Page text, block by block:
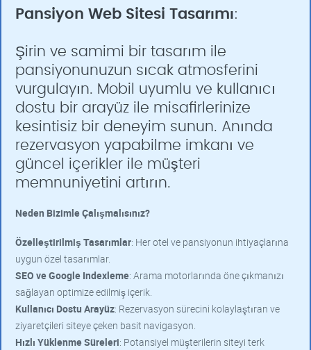
Pansiyon Web Sitesi Tasarımı:
Şirin ve samimi bir tasarım ile
pansiyonunuzun sıcak atmosferini
vurgulayın. Mobil uyumlu ve kullanıcı
dostu bir arayüz ile misafirlerinize
kesintisiz bir deneyim sunun. Anında
rezervasyon yapabilme imkanı ve
güncel içerikler ile müşteri
memnuniyetini artırın.
Neden Bizimle Çalışmalısınız?
Özelleştirilmiş Tasarımlar: Her otel ve pansiyonun ihtiyaçlarına
uygun özel tasarımlar.
SEO ve Google Indexleme: Arama motorlarında öne çıkmanızı
sağlayan optimize edilmiş içerik.
Kullanıcı Dostu Arayüz: Rezervasyon sürecini kolaylaştıran ve
ziyaretçileri siteye çeken basit navigasyon.
Hızlı Yüklenme Süreleri: Potansiyel müşterilerin siteyi terk